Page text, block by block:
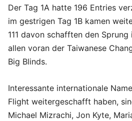
Der Tag 1A hatte 196 Entries
im gestrigen Tag 1B kamen
111 davon schafften den
allen voran der Taiwanese
Big Blinds.
Interessante internationale
Flight weitergeschafft haben,
Michael Mizrachi, Jon Kyte,